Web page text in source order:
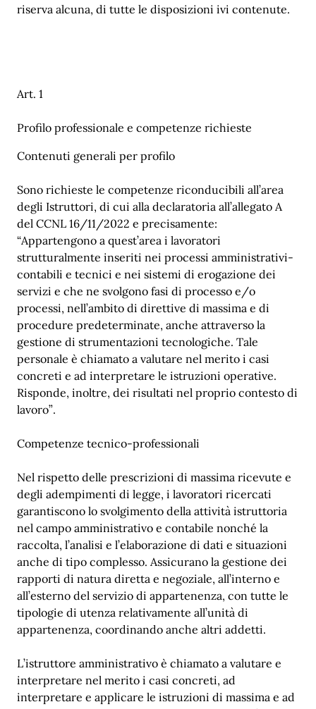
riserva alcuna, di tutte le disposizioni ivi contenute.
Art. 1
Profilo professionale e competenze richieste
Contenuti generali per profilo
Sono richieste le competenze riconducibili all’area
degli Istruttori, di cui alla declaratoria all’allegato A
del CCNL 16/11/2022 e precisamente:
“Appartengono a quest’area i lavoratori
strutturalmente inseriti nei processi amministrativi-
contabili e tecnici e nei sistemi di erogazione dei
servizi e che ne svolgono fasi di processo e/o
processi, nell’ambito di direttive di massima e di
procedure predeterminate, anche attraverso la
gestione di strumentazioni tecnologiche. Tale
personale è chiamato a valutare nel merito i casi
concreti e ad interpretare le istruzioni operative.
Risponde, inoltre, dei risultati nel proprio contesto di
lavoro”.
Competenze tecnico-professionali
Nel rispetto delle prescrizioni di massima ricevute e
degli adempimenti di legge, i lavoratori ricercati
garantiscono lo svolgimento della attività istruttoria
nel campo amministrativo e contabile nonché la
raccolta, l’analisi e l’elaborazione di dati e situazioni
anche di tipo complesso. Assicurano la gestione dei
rapporti di natura diretta e negoziale, all’interno e
all’esterno del servizio di appartenenza, con tutte le
tipologie di utenza relativamente all’unità di
appartenenza, coordinando anche altri addetti.
L’istruttore amministrativo è chiamato a valutare e
interpretare nel merito i casi concreti, ad
interpretare e applicare le istruzioni di massima e ad